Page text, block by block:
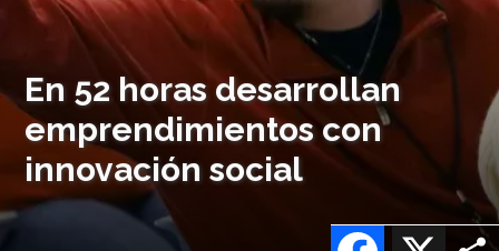
En 52 horas desarrollan
emprendimientos con
innovación social
X
Facebook